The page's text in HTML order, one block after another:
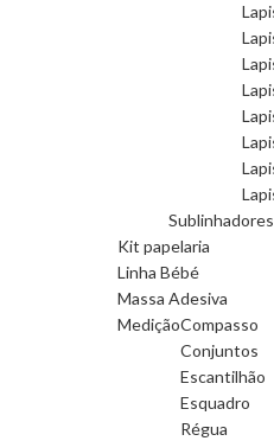
Kit papelaria
Linha Bébé
Massa Adesiva
MediçãoCompasso
Conjuntos
Escantilhão
Esquadro
Régua